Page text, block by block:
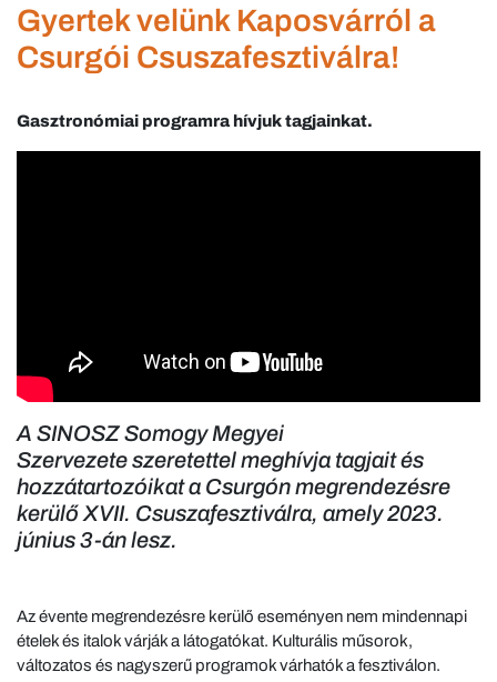
Gyertek velünk Kaposvárról a
Csurgói Csuszafesztiválra!
Gasztronómiai programra hívjuk tagjainkat.
A SINOSZ Somogy Megyei
Szervezete szeretettel meghívja tagjait és
hozzátartozóikat a Csurgón megrendezésre
kerülő XVII. Csuszafesztiválra, amely 2023.
június 3-án lesz.
Az évente megrendezésre kerülő eseményen nem mindennapi
ételek és italok várják a látogatókat. Kulturális műsorok,
változatos és nagyszerű programok várhatók a fesztiválon.